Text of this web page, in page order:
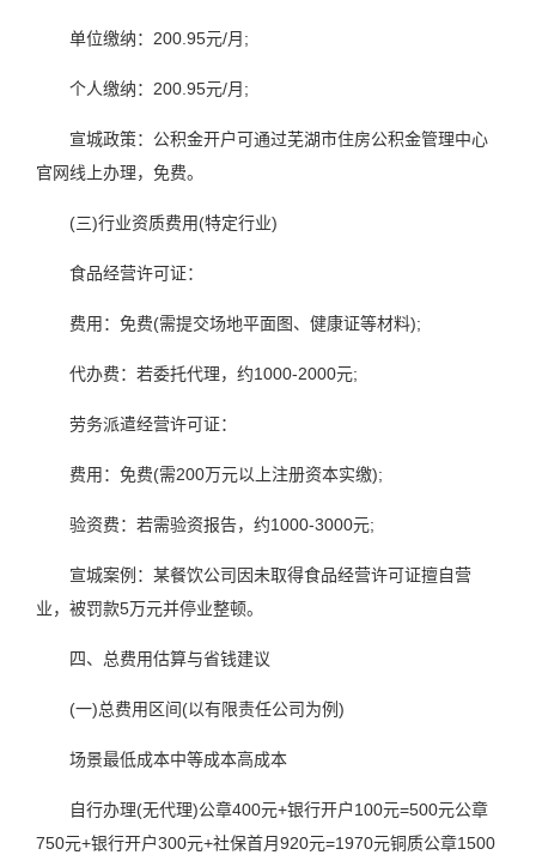
单位缴纳：200.95元/月;
个人缴纳：200.95元/月;
宣城政策：公积金开户可通过芜湖市住房公积金管理中心
官网线上办理，免费。
(三)行业资质费用(特定行业)
食品经营许可证：
费用：免费(需提交场地平面图、健康证等材料);
代办费：若委托代理，约1000-2000元;
劳务派遣经营许可证：
费用：免费(需200万元以上注册资本实缴);
验资费：若需验资报告，约1000-3000元;
宣城案例：某餐饮公司因未取得食品经营许可证擅自营
业，被罚款5万元并停业整顿。
四、总费用估算与省钱建议
(一)总费用区间(以有限责任公司为例)
场景最低成本中等成本高成本
自行办理(无代理)公章400元+银行开户100元=500元公章
750元+银行开户300元+社保首月920元=1970元铜质公章1500